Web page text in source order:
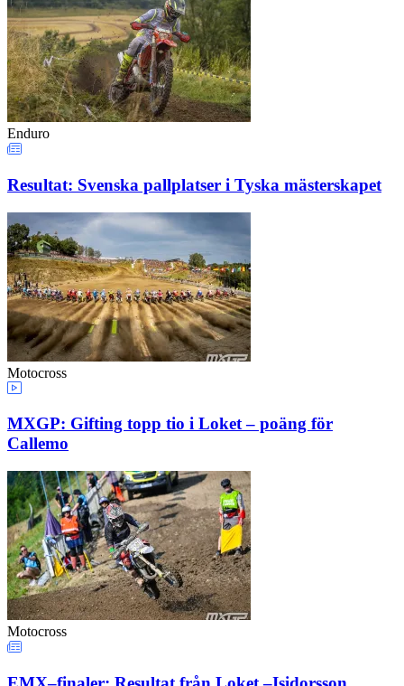
Enduro
Resultat: Svenska pallplatser i Tyska mästerskapet
Motocross
MXGP: Gifting topp tio i Loket – poäng för
Callemo
Motocross